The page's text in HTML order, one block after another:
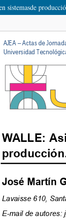
sistemasde